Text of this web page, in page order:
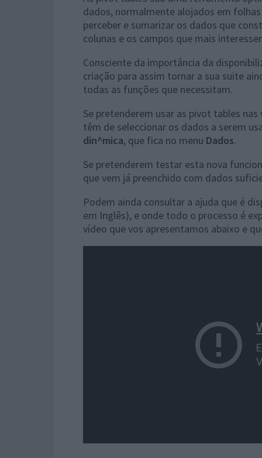
dados, normalmente alojados em
perceber e sumarizar os dados que
colunas e os campos que mais
Consciente da importância da
criação para assim tornar a sua suite
todas as funções que necessitam.
Se pretenderem usar as pivot tables
têm de seleccionar os dados a serem
din^mica, que fica no menu Dados.
Se pretenderem testar esta nova
que vem já preenchido com dados
Podem ainda consultar a ajuda que é
em Inglês), e onde todo o processo é
vídeo que vos apresentamos abaixo e